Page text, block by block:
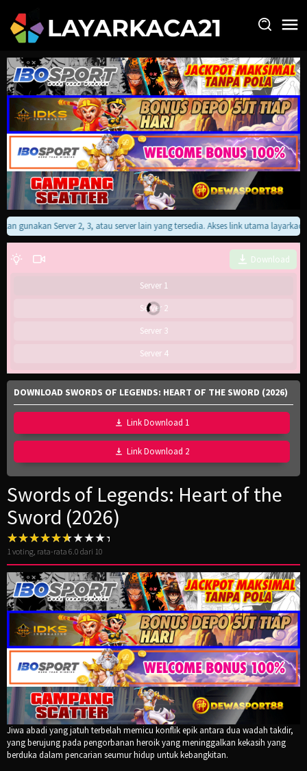
konten
gunakan Server 2, 3, atau server lain yang tersedia. Akses link utama
Download
Server 1
Server 2
Server 3
Server 4
DOWNLOAD SWORDS OF LEGENDS: HEART OF THE SWORD (2026)
Link Download 1
Link Download 2
Swords of Legends: Heart of the
Sword (2026)
1voting, rata-rata 6.0 dari 10
Jiwa abadi yang jatuh terbelah memicu konflik epik antara dua wadah takdir,
yang berujung pada pengorbanan heroik yang meninggalkan kekasih yang
berduka dalam pencarian seumur hidup untuk kebangkitan.